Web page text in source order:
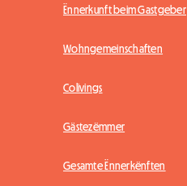
Ënnerkunft beim Gastgeber
Wohngemeinschaften
Colivings
Gästezëmmer
Gesamte Ënnerkënften